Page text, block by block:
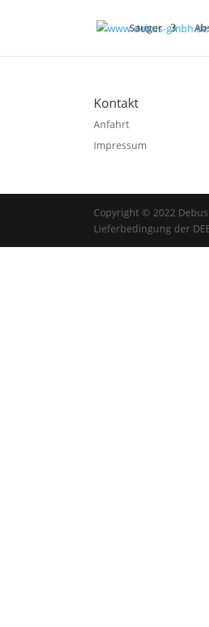
Sauger
Kontakt
Anfahrt
Impressum
Copyright © 2022
Lieferbedingung der